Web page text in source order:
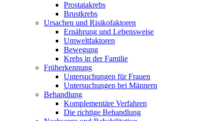
Prostatakrebs
Brustkrebs
Ursachen und Risikofaktoren
Ernährung und Lebensweise
Umweltfaktoren
Bewegung
Krebs in der Familie
Früherkennung
Untersuchungen für Frauen
Untersuchungen bei Männern
Behandlung
Komplementäre Verfahren
Die richtige Behandlung